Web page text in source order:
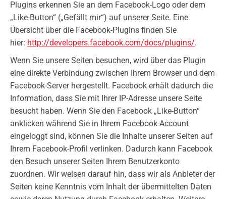
Plugins erkennen Sie an dem Facebook-Logo oder dem
„Like-Button“ („Gefällt mir“) auf unserer Seite. Eine
Übersicht über die Facebook-Plugins finden Sie
hier: http://developers.facebook.com/docs/plugins/.
Wenn Sie unsere Seiten besuchen, wird über das Plugin
eine direkte Verbindung zwischen Ihrem Browser und dem
Facebook-Server hergestellt. Facebook erhält dadurch die
Information, dass Sie mit Ihrer IP-Adresse unsere Seite
besucht haben. Wenn Sie den Facebook „Like-Button“
anklicken während Sie in Ihrem Facebook-Account
eingeloggt sind, können Sie die Inhalte unserer Seiten auf
Ihrem Facebook-Profil verlinken. Dadurch kann Facebook
den Besuch unserer Seiten Ihrem Benutzerkonto
zuordnen. Wir weisen darauf hin, dass wir als Anbieter der
Seiten keine Kenntnis vom Inhalt der übermittelten Daten